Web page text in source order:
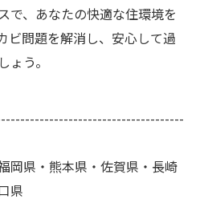
で、あなたの快適な住環境を
ビ問題を解消し、安心して過
う。
岡県・熊本県・佐賀県・長崎
県